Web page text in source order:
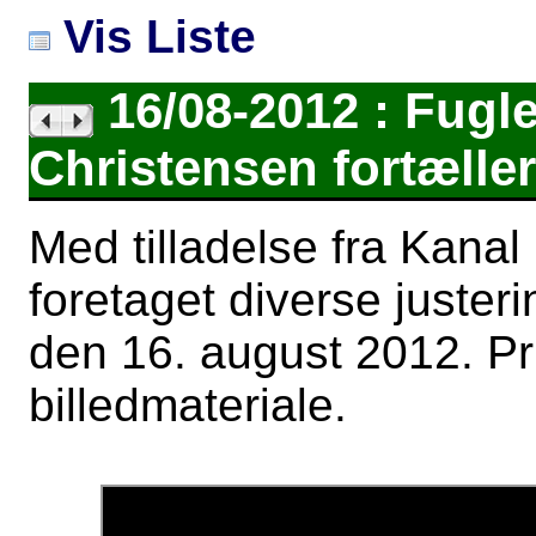
Vis Liste
16/08-2012 :
Christensen
Med tilladelse fra
foretaget diverse
den 16. august 2012.
billedmateriale.